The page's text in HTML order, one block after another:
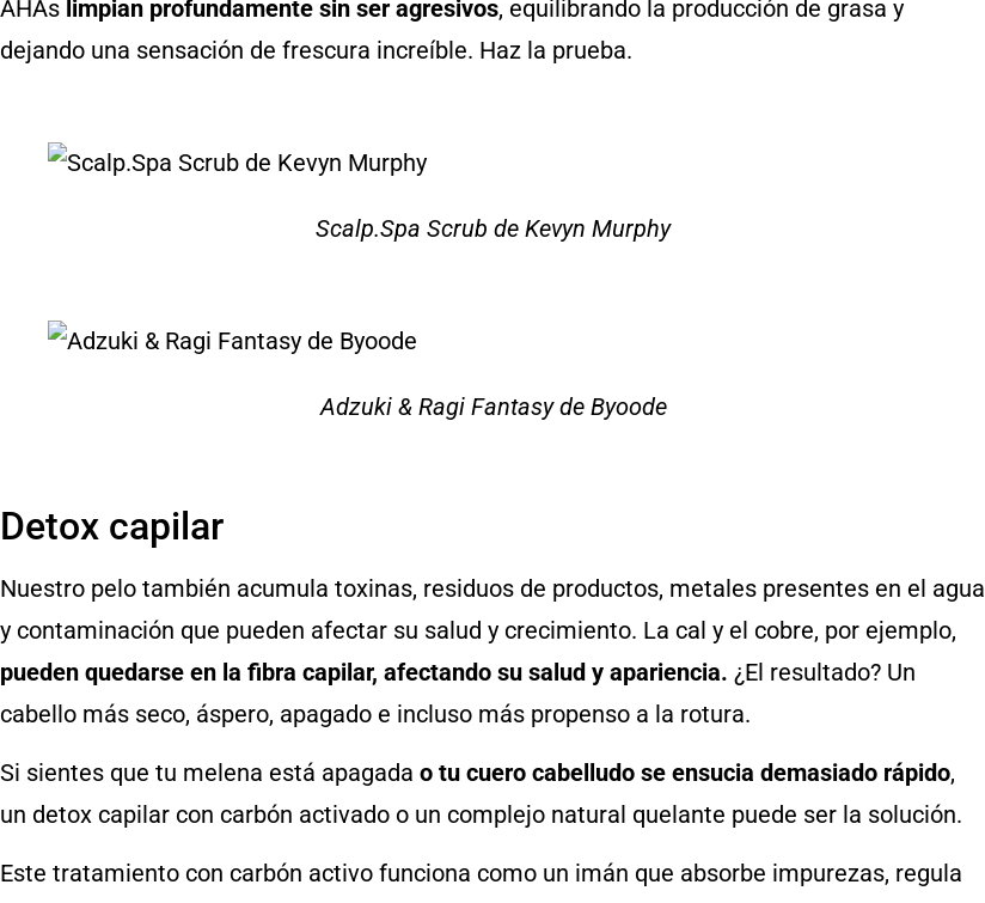
AHAs limpian profundamente sin ser agresivos, equilibrando la producción de grasa y
dejando una sensación de frescura increíble. Haz la prueba.
Scalp.Spa Scrub de Kevyn Murphy
Adzuki & Ragi Fantasy de Byoode
Detox capilar
Nuestro pelo también acumula toxinas, residuos de productos, metales presentes en el agua
y contaminación que pueden afectar su salud y crecimiento. La cal y el cobre, por ejemplo,
pueden quedarse en la fibra capilar, afectando su salud y apariencia. ¿El resultado? Un
cabello más seco, áspero, apagado e incluso más propenso a la rotura.
Si sientes que tu melena está apagada o tu cuero cabelludo se ensucia demasiado rápido,
un detox capilar con carbón activado o un complejo natural quelante puede ser la solución.
Este tratamiento con carbón activo funciona como un imán que absorbe impurezas, regula